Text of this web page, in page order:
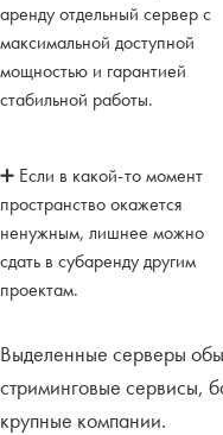
аренду отдельный сервер с
максимальной доступной
мощностью и гарантией
стабильной работы.
➕ Если в какой-то момент
пространство окажется
ненужным, лишнее можно
сдать в субаренду другим
проектам.
Выделенные серверы
стриминговые сервисы,
крупные компании.